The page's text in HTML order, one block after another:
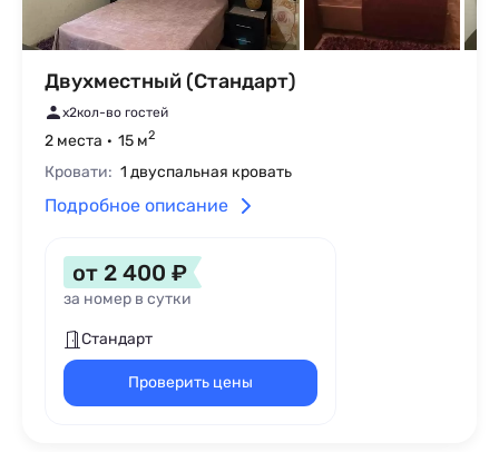
Двухместный (Стандарт)
x2кол-во гостей
2 места 15 м2
Кровати: 1 двуспальная кровать
Подробное описание
от 2 400 ₽
за номер в сутки
Стандарт
Проверить цены